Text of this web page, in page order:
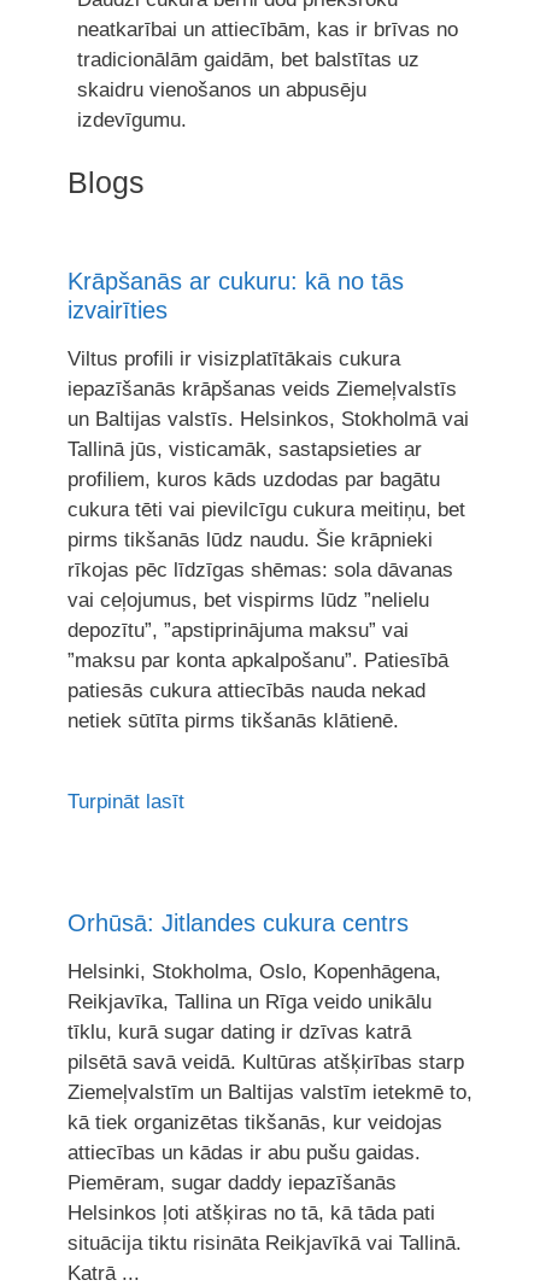
neatkarībai un attiecībām, kas ir brīvas no
tradicionālām gaidām, bet balstītas uz
skaidru vienošanos un abpusēju
izdevīgumu.
Blogs
Krāpšanās ar cukuru: kā no tās
izvairīties
Viltus profili ir visizplatītākais cukura
iepazīšanās krāpšanas veids Ziemeļvalstīs
un Baltijas valstīs. Helsinkos, Stokholmā vai
Tallinā jūs, visticamāk, sastapsieties ar
profiliem, kuros kāds uzdodas par bagātu
cukura tēti vai pievilcīgu cukura meitiņu, bet
pirms tikšanās lūdz naudu. Šie krāpnieki
rīkojas pēc līdzīgas shēmas: sola dāvanas
vai ceļojumus, bet vispirms lūdz ”nelielu
depozītu”, ”apstiprinājuma maksu” vai
”maksu par konta apkalpošanu”. Patiesībā
patiesās cukura attiecībās nauda nekad
netiek sūtīta pirms tikšanās klātienē.
Turpināt lasīt
Orhūsā: Jitlandes cukura centrs
Helsinki, Stokholma, Oslo, Kopenhāgena,
Reikjavīka, Tallina un Rīga veido unikālu
tīklu, kurā sugar dating ir dzīvas katrā
pilsētā savā veidā. Kultūras atšķirības starp
Ziemeļvalstīm un Baltijas valstīm ietekmē to,
kā tiek organizētas tikšanās, kur veidojas
attiecības un kādas ir abu pušu gaidas.
Piemēram, sugar daddy iepazīšanās
Helsinkos ļoti atšķiras no tā, kā tāda pati
situācija tiktu risināta Reikjavīkā vai Tallinā.
Katrā ...